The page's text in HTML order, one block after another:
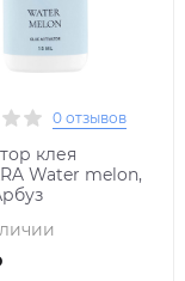
0 отзывов
клея
Water melon,